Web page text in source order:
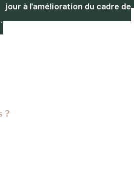
jour à l'amélioration du cadre de
?